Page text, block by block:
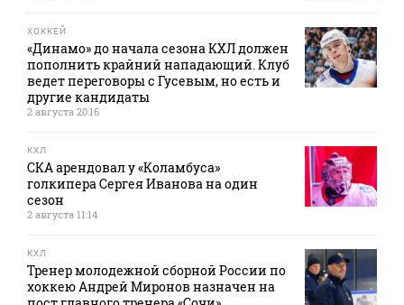
ХОККЕЙ
«Динамо» до начала сезона КХЛ должен
пополнить крайний нападающий. Клуб
ведет переговоры с Гусевым, но есть и
другие кандидаты
2 августа 20:16
КХЛ
СКА арендовал у «Коламбуса»
голкипера Сергея Иванова на один
сезон
2 августа 11:14
КХЛ
Тренер молодежной сборной России по
хоккею Андрей Миронов назначен на